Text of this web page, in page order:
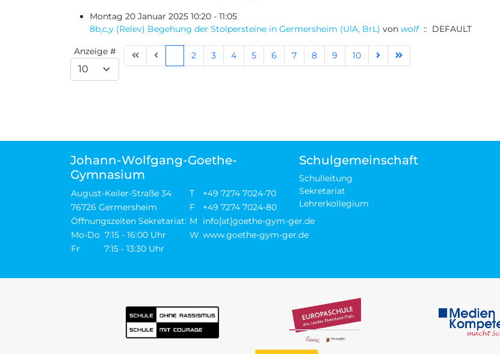
Montag 20 Januar 2025 10:20 - 11:05
8b,c,y (Relev) Begehung der Stolpersteine in Germersheim (UlA, BrL) von wolf:: DEFAULT
Limite der Paginierungsliste
Anzeige # 2 3 4 5 6 7 8 9 10
Johann-Wolfgang-Goethe-
Gymnasium
August-Keiler-Straße 34 T
+49 7274 7024-70
76726 Germersheim
F
+49 7274 7024-80
Öffnungszeiten Sekretariat: M
info[at]goethe-gym-ger.de
Mo-Do 7:15 - 16:00 Uhr
W www.goethe-gym-ger.de
Fr 7:15 - 13:30 Uhr
Schulgemeinschaft
Schulleitung
Sekretariat
Lehrerkollegium